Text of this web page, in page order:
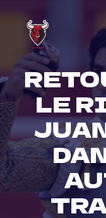
content
LE